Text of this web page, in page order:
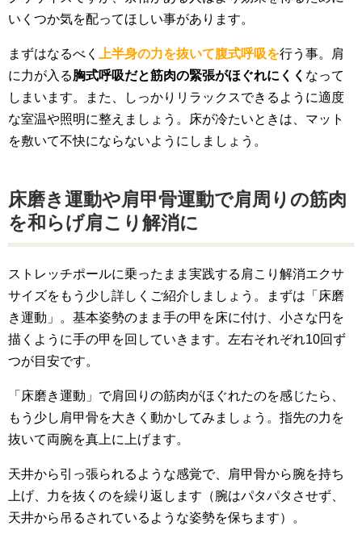
いくつか気を配ってほしい事があります。
まずはなるべく 上半身の力を抜いて腹式呼吸を行う事。肩
に力が入る胸式呼吸だと筋肉の緊張がほぐれにくく なって
しまいます。また、しっかりリラックスできるように適度
な室温や照明に整えましょう。床が冷たいときは、マット
を敷いて不快にならないようにしましょう。
床磨き運動や肩甲骨運動で肩周りの筋肉
を和らげ肩こり解消に
ストレッチポールに乗ったまま実践する肩こり解消エクサ
サイズをもう少し詳しくご紹介しましょう。まずは「床磨
き運動」。基本姿勢のまま手の甲を床に付け、小さな円を
描くように手の甲を回していきます。左右それぞれ10回ず
つが目安です。
「床磨き運動」で肩回りの筋肉がほぐれたのを感じたら、
もう少し肩甲骨を大きく動かしてみましょう。指先の力を
抜いて両腕を真上に上げます。
天井から引っ張られるような感覚で、肩甲骨から腕を持ち
上げ、力を抜くのを繰り返します（腕はパタパタさせず、
天井から吊るされているような姿勢を保ちます）。